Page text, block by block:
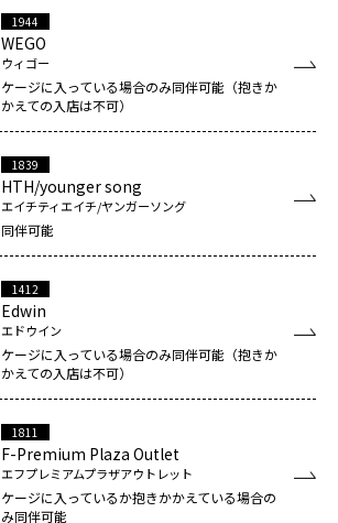
1944
WEGO
ウィゴー
ケージに入っている場合のみ同伴可能（抱きか
かえての入店は不可）
1839
HTH/younger song
エイチティエイチ/ヤンガーソング
同伴可能
1412
Edwin
エドウイン
ケージに入っている場合のみ同伴可能（抱きか
かえての入店は不可）
1811
F-Premium Plaza Outlet
エフプレミアムプラザアウトレット
ケージに入っているか抱きかかえている場合の
み同伴可能